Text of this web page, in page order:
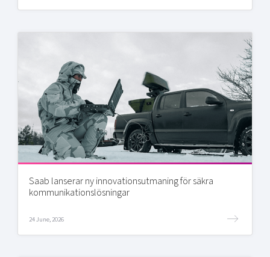
Saab lanserar ny innovationsutmaning för säkra
kommunikationslösningar
24 June, 2026